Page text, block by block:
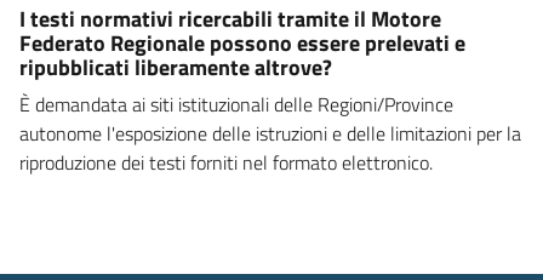
I testi normativi ricercabili tramite il Motore
Federato Regionale possono essere prelevati e
ripubblicati liberamente altrove?
È demandata ai siti istituzionali delle Regioni/Province
autonome l'esposizione delle istruzioni e delle limitazioni per la
riproduzione dei testi forniti nel formato elettronico.